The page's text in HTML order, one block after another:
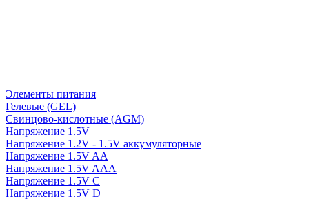
Элементы питания
Гелевые (GEL)
Свинцово-кислотные (AGM)
Напряжение 1.5V
Напряжение 1.2V - 1.5V аккумуляторные
Напряжение 1.5V AA
Напряжение 1.5V AAA
Напряжение 1.5V C
Напряжение 1.5V D